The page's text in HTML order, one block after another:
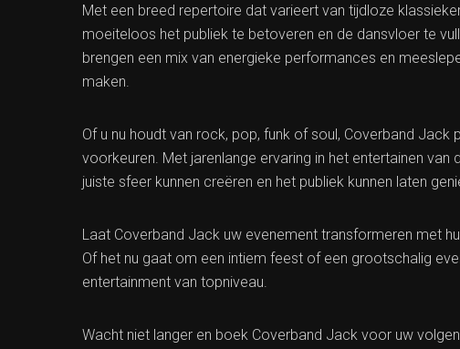
Met een breed repertoire dat varieert van tijdloze
moeiteloos het publiek te betoveren en de dansvloer te
brengen een mix van energieke performances en
maken.
Of u nu houdt van rock, pop, funk of soul, Coverband
voorkeuren. Met jarenlange ervaring in het entertainen
juiste sfeer kunnen creëren en het publiek kunnen laten
Laat Coverband Jack uw evenement transformeren met
Of het nu gaat om een intiem feest of een grootschalig
entertainment van topniveau.
Wacht niet langer en boek Coverband Jack voor uw